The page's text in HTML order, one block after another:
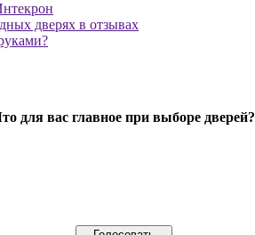
дверях в отзывах
для вас главное при выборе дверей?